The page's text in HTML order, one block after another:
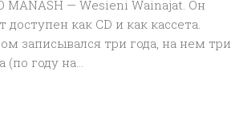
MANASH — Wesieni Wainajat. Он
доступен как CD и как кассета.
записывался три года, на нем три
(по году на...